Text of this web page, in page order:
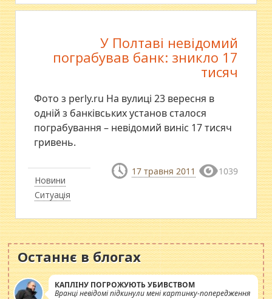
Новини
Ситуація
У Полтаві невідомий
пограбував банк: зникло 17
тисяч
Фото з perly.ru На вулиці 23 вересня в
одній з банківських установ сталося
пограбування – невідомий виніс 17 тисяч
гривень.
17 травня 2011 1039
Останнє в блогах
КАПЛІНУ ПОГРОЖУЮТЬ УБИВСТВОМ
Вранці невідомі підкинули мені картинку-попередження